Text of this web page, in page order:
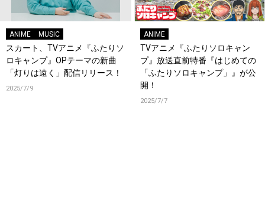
ANIME MUSIC
スカート、TVアニメ『ふたりソ
ロキャンプ』OPテーマの新曲
「灯りは遠く」配信リリース！
2025/7/9
ANIME
TVアニメ『ふたりソロキャン
プ』放送直前特番『はじめての
「ふたりソロキャンプ」』が公
開！
2025/7/7